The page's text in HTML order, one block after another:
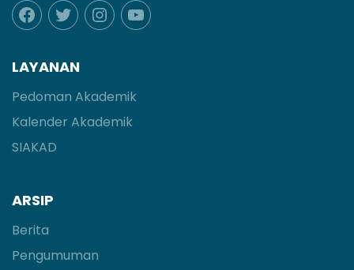
LAYANAN
Pedoman Akademik
Kalender Akademik
SIAKAD
ARSIP
Berita
Pengumuman